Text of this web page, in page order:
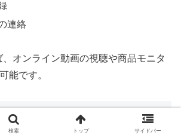
連絡
オンライン動画の視聴や商品モニタ
能です。
つぶし体験談集
検索 トップ サイドバー